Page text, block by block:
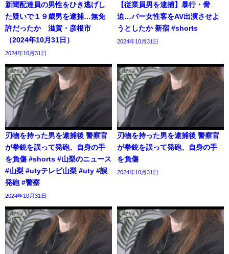
新聞配達員の男性をひき逃げし
た疑いで１９歳男を逮捕…無免
許だったか 滋賀・彦根市
（2024年10月31日）
2024年10月31日
【従業員男を逮捕】暴行・脅
迫…バー女性客をAV出演させよ
うとしたか 新宿 #shorts
2024年10月31日
刃物を持った男を逮捕後 警察官
が拳銃を誤って発砲、自身の手
を負傷 #shorts #山梨のニュース
#山梨 #utyテレビ山梨 #uty #誤
発砲 #警察
2024年10月31日
刃物を持った男を逮捕後 警察官
が拳銃を誤って発砲、自身の手
を負傷
2024年10月31日